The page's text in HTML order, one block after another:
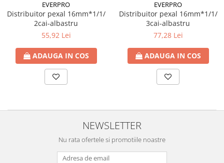
EVERPRO
Distribuitor pexal 16mm*1/1/
2cai-albastru
55,92 Lei
ADAUGA IN COS
EVERPRO
Distribuitor pexal 16mm*1/1/
3cai-albastru
77,28 Lei
ADAUGA IN COS
NEWSLETTER
Nu rata ofertele si promotiile noastre